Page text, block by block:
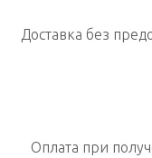
Доставка без
Оплата при